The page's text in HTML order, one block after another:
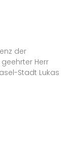
der
Herr
Stadt Lukas